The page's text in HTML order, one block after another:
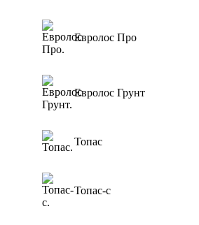
Евролос Про
Евролос Грунт
Топас
Топас-с